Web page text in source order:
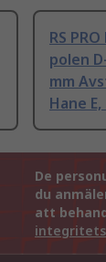
RS
polen
mm
Hane
De
du
att